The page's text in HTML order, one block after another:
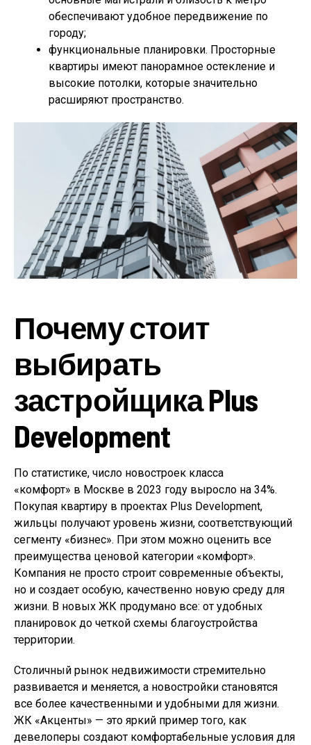
обеспечивают удобное передвижение по
городу;
функциональные планировки. Просторные
квартиры имеют панорамное остекление и
высокие потолки, которые значительно
расширяют пространство.
Почему стоит
выбирать
застройщика Plus
Development
По статистике, число новостроек класса
«комфорт» в Москве в 2023 году выросло на 34%.
Покупая квартиру в проектах Plus Development,
жильцы получают уровень жизни, соответствующий
сегменту «бизнес». При этом можно оценить все
преимущества ценовой категории «комфорт».
Компания не просто строит современные объекты,
но и создает особую, качественно новую среду для
жизни. В новых ЖК продумано все: от удобных
планировок до четкой схемы благоустройства
территории.
Столичный рынок недвижимости стремительно
развивается и меняется, а новостройки становятся
все более качественными и удобными для жизни.
ЖК «Акценты» — это яркий пример того, как
девелоперы создают комфортабельные условия для